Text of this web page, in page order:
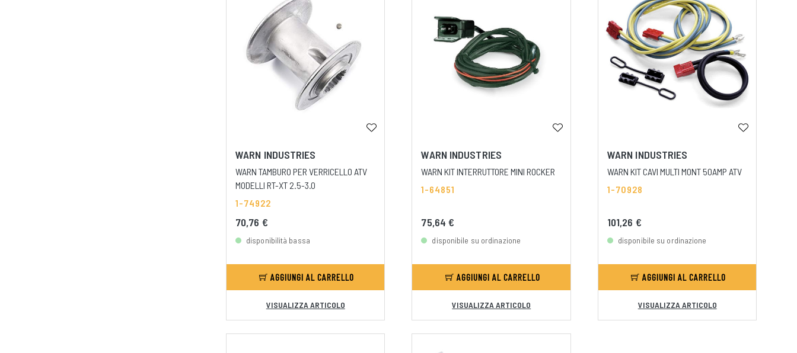
WARN INDUSTRIES
WARN TAMBURO PER VERRICELLO ATV
MODELLI RT-XT 2.5-3.0
1-74922
70,76 €
disponibilità bassa
AGGIUNGI AL CARRELLO
VISUALIZZA ARTICOLO
WARN INDUSTRIES
WARN KIT INTERRUTTORE MINI ROCKER
1-64851
75,64 €
disponibile su ordinazione
AGGIUNGI AL CARRELLO
VISUALIZZA ARTICOLO
WARN INDUSTRIES
WARN KIT CAVI MULTI MONT 50AMP ATV
1-70928
101,26 €
disponibile su ordinazione
AGGIUNGI AL CARRELLO
VISUALIZZA ARTICOLO